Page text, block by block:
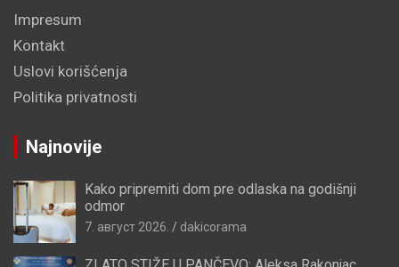
Impresum
Kontakt
Uslovi korišćenja
Politika privatnosti
Najnovije
Kako pripremiti dom pre odlaska na godišnji
odmor
7. август 2026. dakicorama